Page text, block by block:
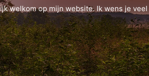
welkom op mijn website. Ik wens je